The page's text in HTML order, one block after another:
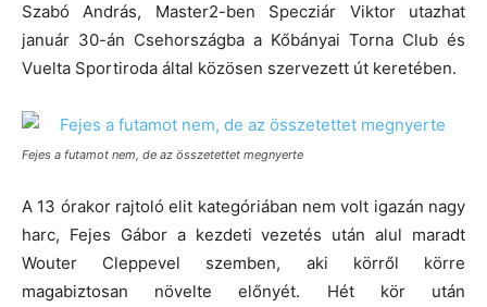
Szabó András, Master2-ben Specziár Viktor utazhat
január 30-án Csehországba a Kőbányai Torna Club és
Vuelta Sportiroda által közösen szervezett út keretében.
Fejes a futamot nem, de az összetettet megnyerte
A 13 órakor rajtoló elit kategóriában nem volt igazán nagy
harc, Fejes Gábor a kezdeti vezetés után alul maradt
Wouter Cleppevel szemben, aki körről körre
magabiztosan növelte előnyét. Hét kör után